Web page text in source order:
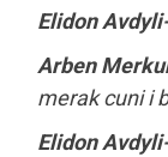
Elidon
Arben
merak cuni i
Elidon